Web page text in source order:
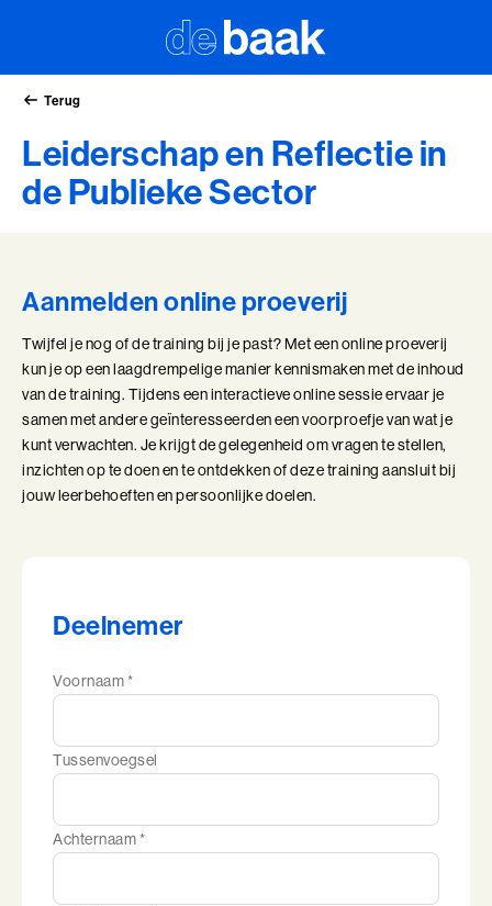
Terug
Leiderschap en Reflectie in
de Publieke Sector
Aanmelden online proeverij
Twijfel je nog of de training bij je past? Met een online proeverij
kun je op een laagdrempelige manier kennismaken met de inhoud
van de training. Tijdens een interactieve online sessie ervaar je
samen met andere geïnteresseerden een voorproefje van wat je
kunt verwachten. Je krijgt de gelegenheid om vragen te stellen,
inzichten op te doen en te ontdekken of deze training aansluit bij
jouw leerbehoeften en persoonlijke doelen.
Deelnemer
Voornaam *
Tussenvoegsel
Achternaam *